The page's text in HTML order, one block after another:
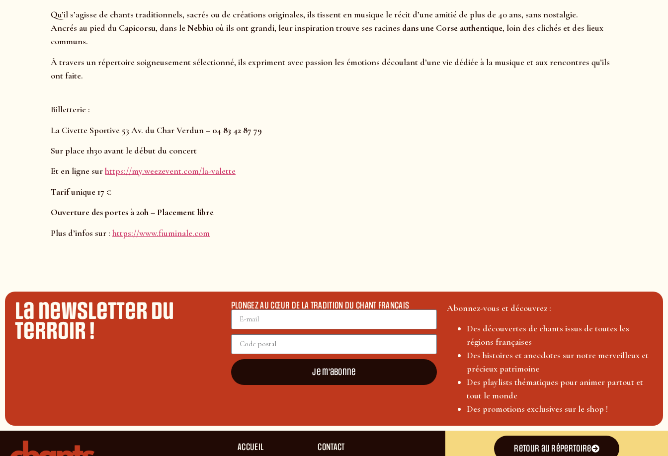
Qu’il s’agisse de chants traditionnels, sacrés ou de créations originales, ils tissent en musique le récit d’une amitié de plus de 40 ans, sans nostalgie.
Ancrés au pied du Capicorsu, dans le Nebbiu où ils ont grandi, leur inspiration trouve ses racines dans une Corse authentique, loin des clichés et des lieux
communs.
À travers un répertoire soigneusement sélectionné, ils expriment avec passion les émotions découlant d’une vie dédiée à la musique et aux rencontres qu’ils
ont faite.
Billetterie :
La Civette Sportive 53 Av. du Char Verdun – 04 83 42 87 79
Sur place 1h30 avant le début du concert
Et en ligne surhttps://my.weezevent.com/la-valette
Tarifunique 17 €
Ouverture des portes à 20h – Placement libre
Plus d’infos sur : https://www.fiuminale.com
La newsletter du
terroir !
PLONGEZ AU CŒUR DE LA TRADITION DU CHANT FRANÇAIS
Je m'abonne
Abonnez-vous et découvrez :
Des découvertes de chants issus de toutes les
régions françaises
Des histoires et anecdotes sur notre merveilleux et
précieux patrimoine
Des playlists thématiques pour animer partout et
tout le monde
Des promotions exclusives sur le shop !
ACCUEIL CONTACT Retour au répertoire